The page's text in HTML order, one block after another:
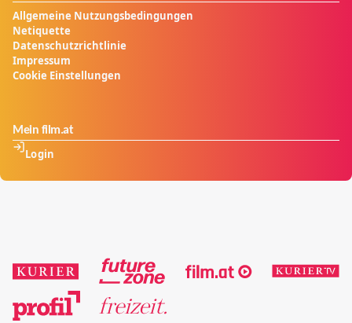
Allgemeine Nutzungsbedingungen
Netiquette
Datenschutzrichtlinie
Impressum
Cookie Einstellungen
Mein film.at
Login